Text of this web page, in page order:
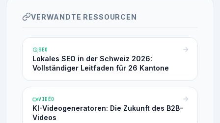
VERWANDTE RESSOURCEN
SEO
Lokales SEO in der Schweiz 2026:
Vollständiger Leitfaden für 26 Kantone
VIDÉO
KI-Videogeneratoren: Die Zukunft des B2B-
Videos